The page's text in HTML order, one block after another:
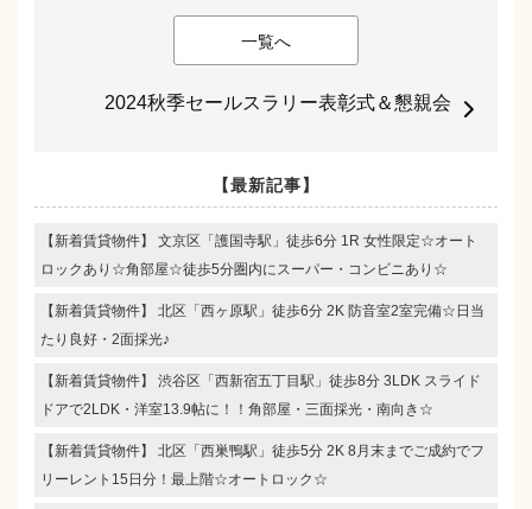
一覧へ
2024秋季セールスラリー表彰式＆懇親会
【最新記事】
【新着賃貸物件】 文京区「護国寺駅」徒歩6分 1R 女性限定☆オート
ロックあり☆角部屋☆徒歩5分圏内にスーパー・コンビニあり☆
【新着賃貸物件】 北区「西ヶ原駅」徒歩6分 2K 防音室2室完備☆日当
たり良好・2面採光♪
【新着賃貸物件】 渋谷区「西新宿五丁目駅」徒歩8分 3LDK スライド
ドアで2LDK・洋室13.9帖に！！角部屋・三面採光・南向き☆
【新着賃貸物件】 北区「西巣鴨駅」徒歩5分 2K 8月末までご成約でフ
リーレント15日分！最上階☆オートロック☆